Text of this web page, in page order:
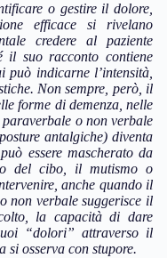
o gestire il dolore,
efficace si rivelano
credere al paziente
il suo racconto contiene
può indicarne l’intensità,
Non sempre, però, il
forme di demenza, nelle
o non verbale
antalgiche) diventa
essere mascherato da
del cibo, il mutismo o
anche quando il
non verbale suggerisce il
la capacità di dare
“dolori” attraverso il
si osserva con stupore.